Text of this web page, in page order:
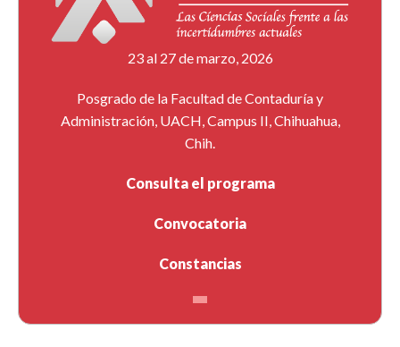
23 al 27 de marzo, 2026
Posgrado de la Facultad de Contaduría y
Administración, UACH, Campus II, Chihuahua,
Chih.
Consulta el programa
Convocatoria
Constancias